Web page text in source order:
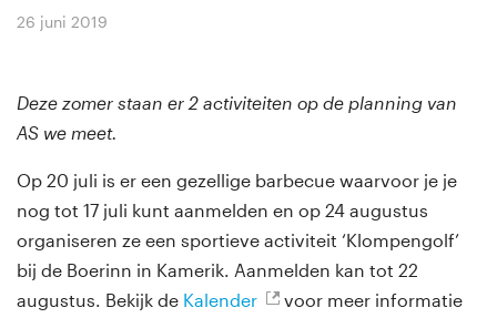
26 juni 2019
Deze zomer staan er 2 activiteiten op de planning van
AS we meet.
Op 20 juli is er een gezellige barbecue waarvoor je je
nog tot 17 juli kunt aanmelden en op 24 augustus
organiseren ze een sportieve activiteit ‘Klompengolf’
bij de Boerinn in Kamerik. Aanmelden kan tot 22
augustus. Bekijk de Kalender
voor meer informatie